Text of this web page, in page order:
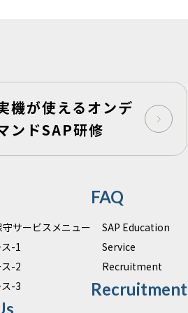
機が使えるオンデ
ンドSAP研修
守サービスメニュー
-1
-2
-3
FAQ
SAP Education
Service
Recruitment
Recruitment